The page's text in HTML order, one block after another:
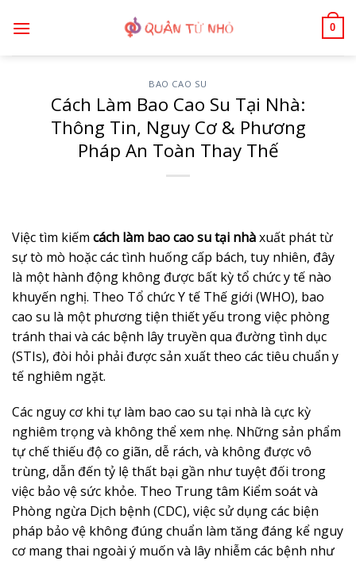
qua
0
BAO CAO SU
Cách Làm Bao Cao Su Tại Nhà:
Thông Tin, Nguy Cơ & Phương
Pháp An Toàn Thay Thế
Việc tìm kiếm cách làm bao cao su tại nhàxuất phát từ
sự tò mò hoặc các tình huống cấp bách, tuy nhiên, đây
là một hành động không được bất kỳ tổ chức y tế nào
khuyến nghị. Theo Tổ chức Y tế Thế giới (WHO), bao
cao su là một phương tiện thiết yếu trong việc phòng
tránh thai và các bệnh lây truyền qua đường tình dục
(STIs), đòi hỏi phải được sản xuất theo các tiêu chuẩn y
tế nghiêm ngặt.
Các nguy cơ khi tự làm bao cao su tại nhà là cực kỳ
nghiêm trọng và không thể xem nhẹ. Những sản phẩm
tự chế thiếu độ co giãn, dễ rách, và không được vô
trùng, dẫn đến tỷ lệ thất bại gần như tuyệt đối trong
việc bảo vệ sức khỏe. Theo Trung tâm Kiểm soát và
Phòng ngừa Dịch bệnh (CDC), việc sử dụng các biện
pháp bảo vệ không đúng chuẩn làm tăng đáng kể nguy
cơ mang thai ngoài ý muốn và lây nhiễm các bệnh như